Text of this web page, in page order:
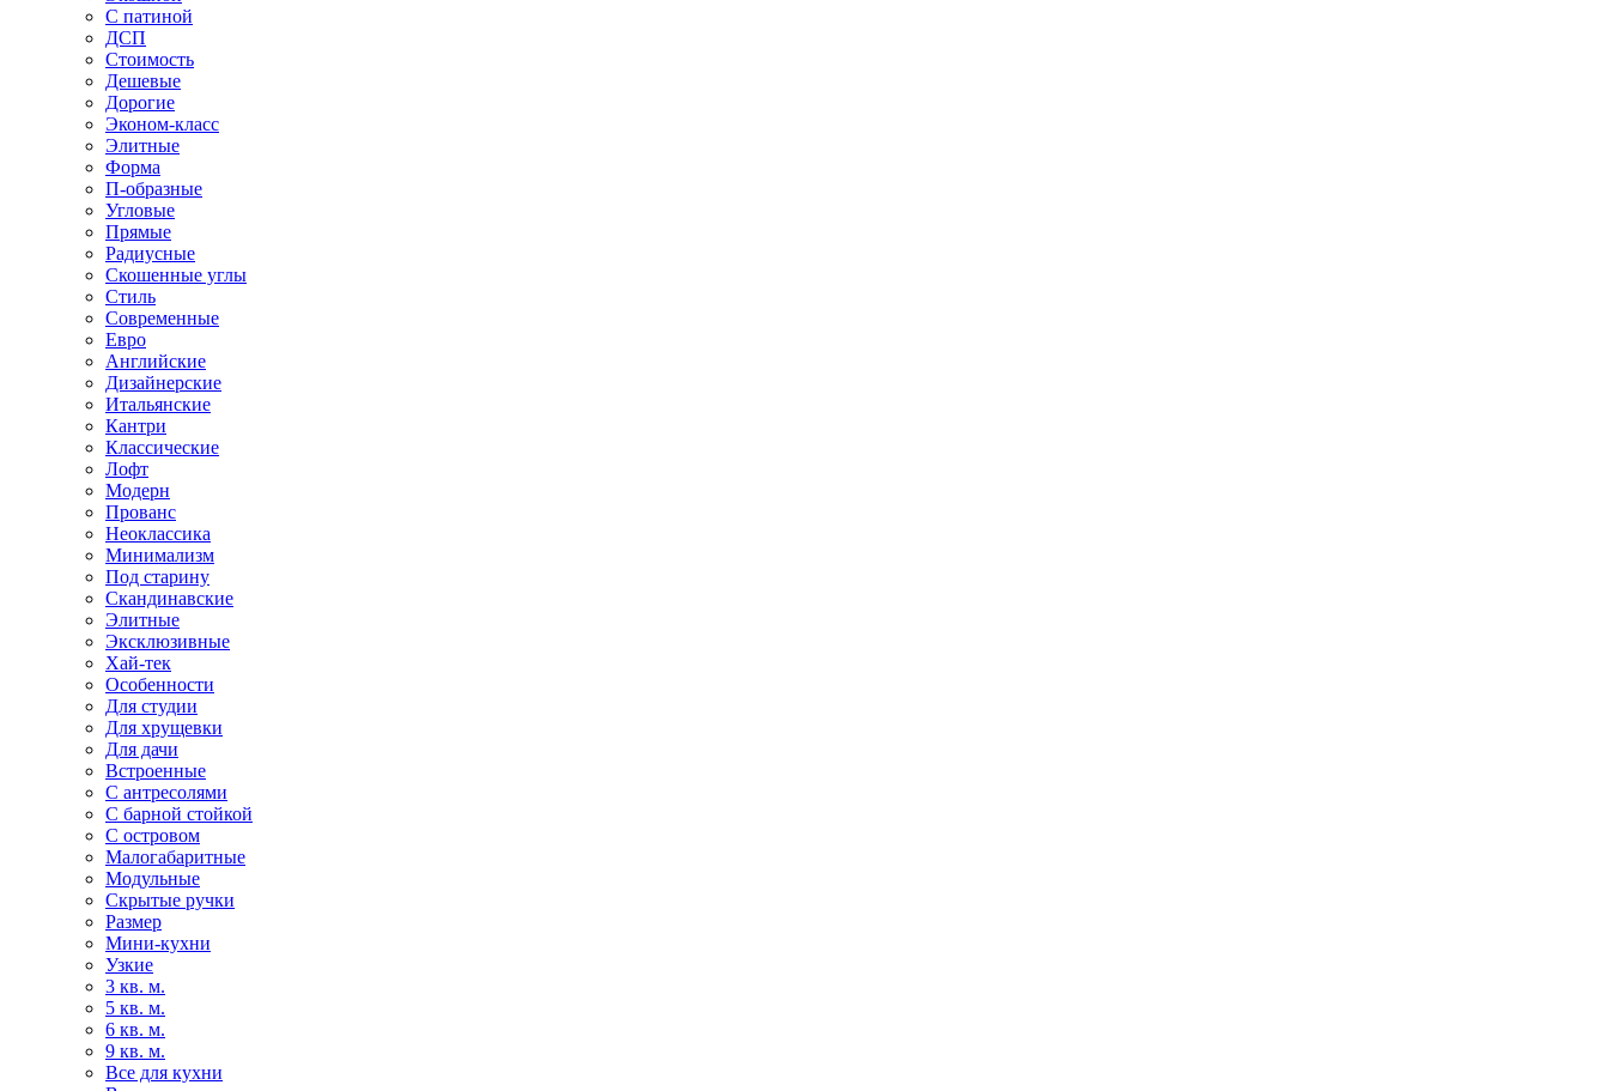
С патиной
ДСП
Стоимость
Дешевые
Дорогие
Эконом-класс
Элитные
Форма
П-образные
Угловые
Прямые
Радиусные
Скошенные углы
Стиль
Современные
Евро
Английские
Дизайнерские
Итальянские
Кантри
Классические
Лофт
Модерн
Прованс
Неоклассика
Минимализм
Под старину
Скандинавские
Элитные
Эксклюзивные
Хай-тек
Особенности
Для студии
Для хрущевки
Для дачи
Встроенные
С антресолями
С барной стойкой
С островом
Малогабаритные
Модульные
Скрытые ручки
Размер
Мини-кухни
Узкие
3 кв. м.
5 кв. м.
6 кв. м.
9 кв. м.
Все для кухни